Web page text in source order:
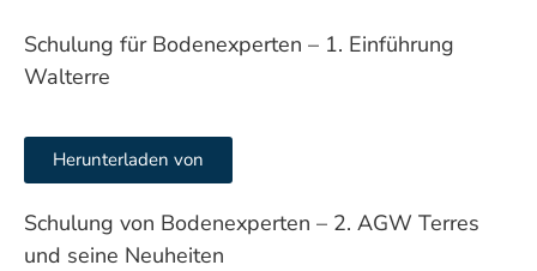
Schulung für Bodenexperten – 1. Einführung
Walterre
Herunterladen von
Schulung von Bodenexperten – 2. AGW Terres
und seine Neuheiten